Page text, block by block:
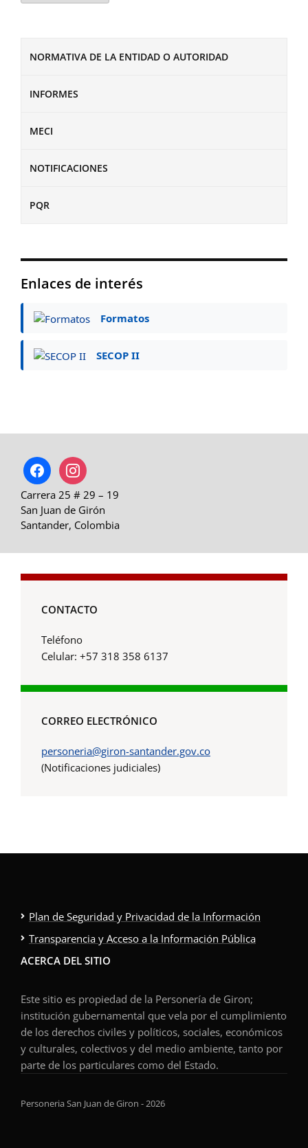
NORMATIVA DE LA ENTIDAD O AUTORIDAD
INFORMES
MECI
NOTIFICACIONES
PQR
Enlaces de interés
Formatos
SECOP II
facebookinstagram
Carrera 25 # 29 – 19
San Juan de Girón
Santander, Colombia
CONTACTO
Teléfono
Celular: +57 318 358 6137
CORREO ELECTRÓNICO
personeria@giron-santander.gov.co
(Notificaciones judiciales)
Plan de Seguridad y Privacidad de la Información
Transparencia y Acceso a la Información Pública
ACERCA DEL SITIO
Este sitio es propiedad de la Personería de Giron;
institución gubernamental que vela por el cumplimiento
de los derechos civiles y políticos, sociales, económicos
y culturales, colectivos y del medio ambiente, tanto por
parte de los particulares como del Estado.
Personeria San Juan de Giron - 2026